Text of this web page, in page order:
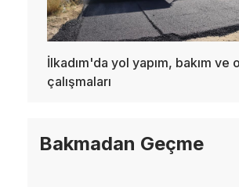
İlkadım'da yol yapım, bakım ve
çalışmaları
Bakmadan Geçme